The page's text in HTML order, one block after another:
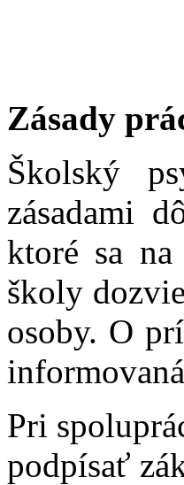
Zásady
Školský
zásadami
ktoré sa na
školy
osoby. O
Pri
podpísať